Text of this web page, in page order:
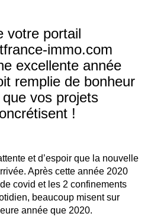
votre portail
immo.com
excellente année
remplie de bonheur
vos projets
!
et d’espoir que la nouvelle
Après cette année 2020
covid et les 2 confinements
beaucoup misent sur
année que 2020.